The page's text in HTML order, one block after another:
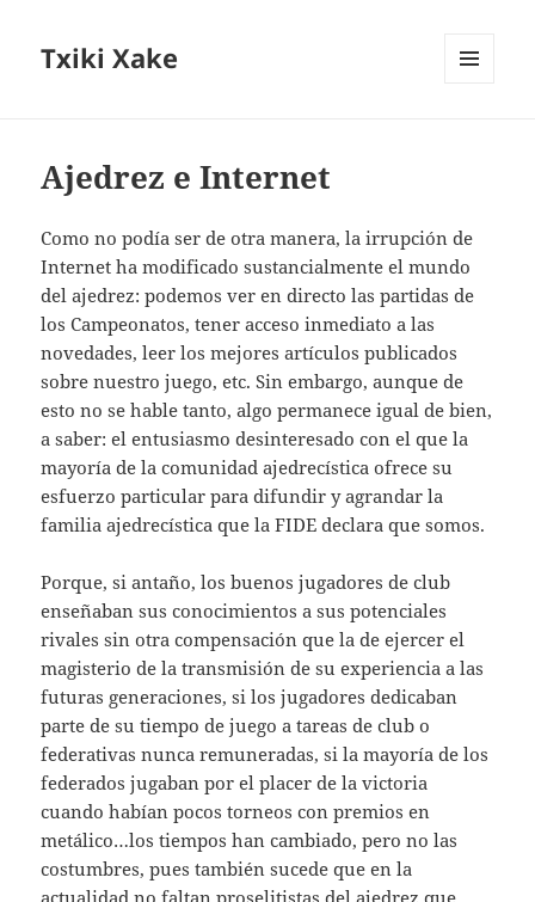
Txiki Xake
Ajedrez e Internet
Como no podía ser de otra manera, la irrupción de
Internet ha modificado sustancialmente el mundo
del ajedrez: podemos ver en directo las partidas de
los Campeonatos, tener acceso inmediato a las
novedades, leer los mejores artículos publicados
sobre nuestro juego, etc. Sin embargo, aunque de
esto no se hable tanto, algo permanece igual de bien,
a saber: el entusiasmo desinteresado con el que la
mayoría de la comunidad ajedrecística ofrece su
esfuerzo particular para difundir y agrandar la
familia ajedrecística que la FIDE declara que somos.
Porque, si antaño, los buenos jugadores de club
enseñaban sus conocimientos a sus potenciales
rivales sin otra compensación que la de ejercer el
magisterio de la transmisión de su experiencia a las
futuras generaciones, si los jugadores dedicaban
parte de su tiempo de juego a tareas de club o
federativas nunca remuneradas, si la mayoría de los
federados jugaban por el placer de la victoria
cuando habían pocos torneos con premios en
metálico…los tiempos han cambiado, pero no las
costumbres, pues también sucede que en la